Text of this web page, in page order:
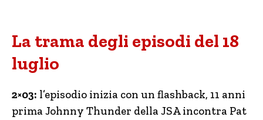
La trama degli episodi del 18
luglio
2×03: l’episodio inizia con un flashback, 11 anni
prima Johnny Thunder della JSA incontra Pat